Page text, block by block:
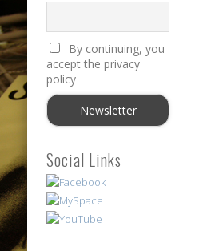
By continuing, you
accept the privacy
policy
Social Links